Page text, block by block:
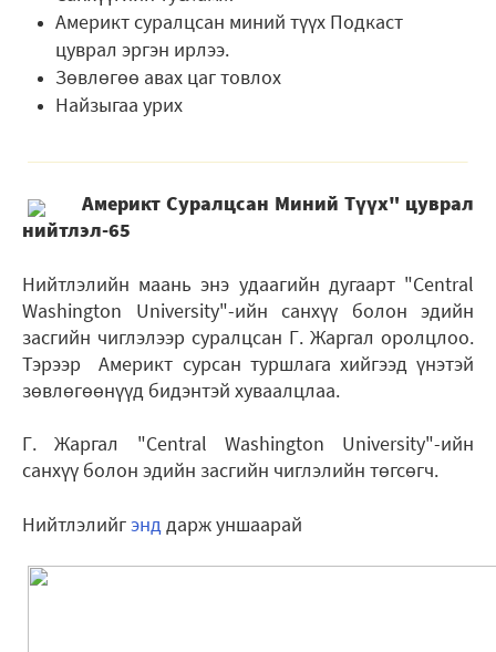
Америкт суралцсан миний түүх Подкаст
цуврал эргэн ирлээ.
Зөвлөгөө авах цаг товлох
Найзыгаа урих
Америкт Суралцсан Миний Түүх" цуврал
нийтлэл-65
Нийтлэлийн маань энэ удаагийн дугаарт "Central
Washington University"-ийн санхүү болон эдийн
засгийн чиглэлээр суралцсан Г. Жаргал оролцлоо.
Тэрээр Америкт сурсан туршлага хийгээд үнэтэй
зөвлөгөөнүүд бидэнтэй хуваалцлаа.
Г. Жаргал "Central Washington University"-ийн
санхүү болон эдийн засгийн чиглэлийн төгсөгч.
Нийтлэлийгэнддарж уншаарай